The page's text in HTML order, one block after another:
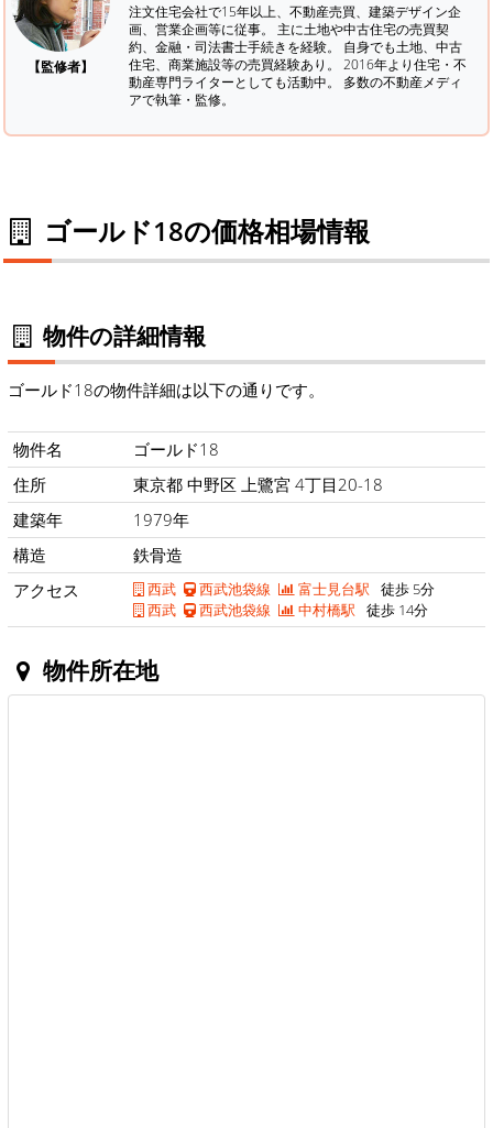
【監修者】
注文住宅会社で15年以上、不動産売買、建築デザイン企
画、営業企画等に従事。 主に土地や中古住宅の売買契
約、金融・司法書士手続きを経験。 自身でも土地、中古
住宅、商業施設等の売買経験あり。 2016年より住宅・不
動産専門ライターとしても活動中。 多数の不動産メディ
アで執筆・監修。
ゴールド18の価格相場情報
物件の詳細情報
ゴールド18の物件詳細は以下の通りです。
物件名
ゴールド18
住所
東京都 中野区 上鷺宮 4丁目20-18
建築年
1979年
構造
鉄骨造
アクセス
西武 西武池袋線 富士見台駅 徒歩 5分
西武
西武池袋線 中村橋駅 徒歩 14分
物件所在地